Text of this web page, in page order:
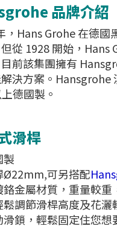
品牌介紹
，Hans Grohe 在德
從 1928 開始，
前該集團擁有
決方案。Hansgrohe
德國製。
滑桿
可另搭配
金屬材質，重量較重
調節滑桿高度及花灑
鎖，輕鬆固定住您想